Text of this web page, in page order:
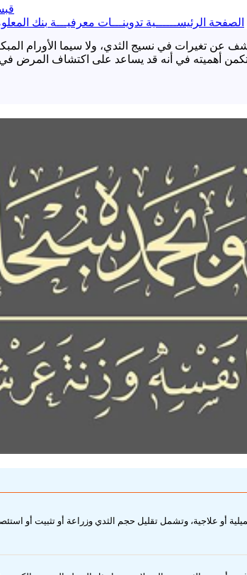
الصفحة الرئيســــــية تدوينـــات معرفيـــة بنك
تغيرات في نسيج الثدي، ولا سيما الأورام
أو علاجية، وتشمل تقليل حجم الثدي وزراعة أو تثبيت أو